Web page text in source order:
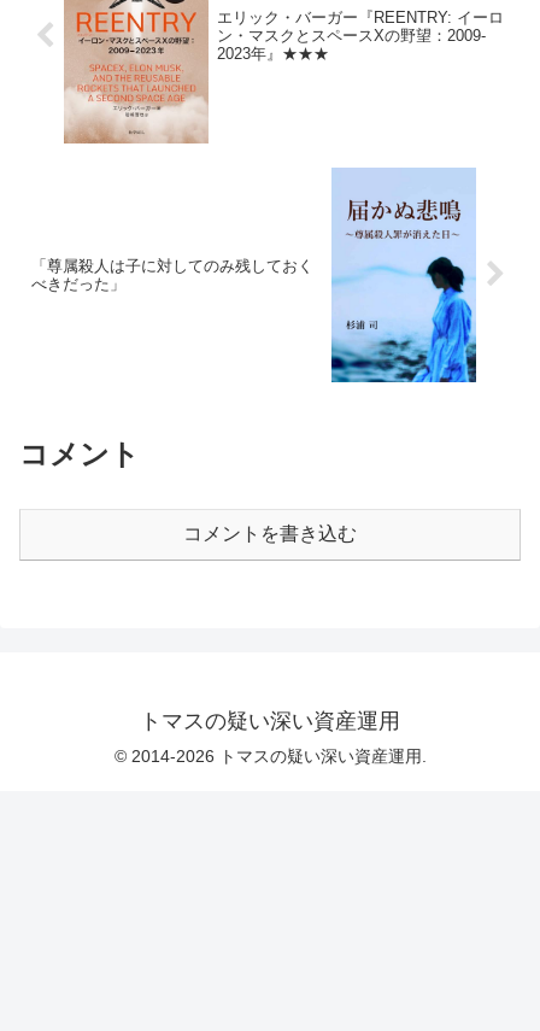
エリック・バーガー『REENTRY: イーロ
ン・マスクとスペースXの野望：2009-
2023年』★★★
「尊属殺人は子に対してのみ残しておく
べきだった」
コメント
コメントを書き込む
トマスの疑い深い資産運用
© 2014-2026 トマスの疑い深い資産運用.